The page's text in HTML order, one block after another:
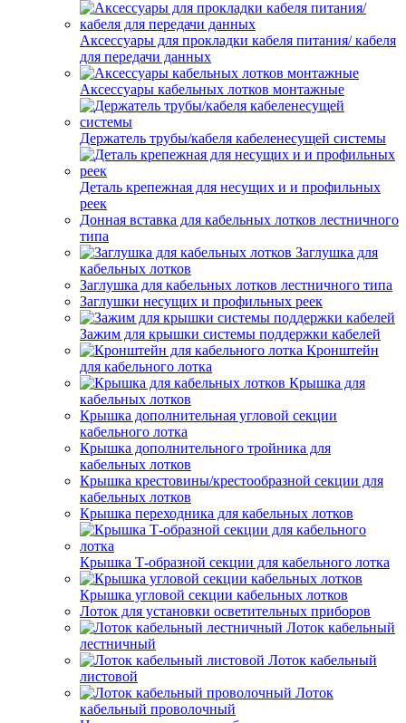
Аксессуары для прокладки кабеля питания/ кабеля
для передачи данных
Аксессуары кабельных лотков монтажные
Держатель трубы/кабеля кабеленесущей системы
Деталь крепежная для несущих и и профильных
реек
Донная вставка для кабельных лотков лестничного
типа
Заглушка для
кабельных лотков
Заглушка для кабельных лотков лестничного типа
Заглушки несущих и профильных реек
Зажим для крышки системы поддержки кабелей
Кронштейн
для кабельного лотка
Крышка для
кабельных лотков
Крышка дополнительная угловой секции
кабельного лотка
Крышка дополнительного тройника для
кабельных лотков
Крышка крестовины/крестообразной секции для
кабельных лотков
Крышка переходника для кабельных лотков
Крышка Т-образной секции для кабельного лотка
Крышка угловой секции кабельных лотков
Лоток для установки осветительных приборов
Лоток кабельный
лестничный
Лоток кабельный
листовой
Лоток
кабельный проволочный